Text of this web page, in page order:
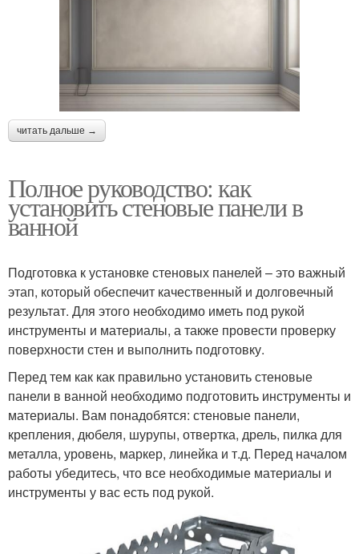
читать дальше →
Полное руководство: как
установить стеновые панели в
ванной
Подготовка к установке стеновых панелей – это важный
этап, который обеспечит качественный и долговечный
результат. Для этого необходимо иметь под рукой
инструменты и материалы, а также провести проверку
поверхности стен и выполнить подготовку.
Перед тем как как правильно установить стеновые
панели в ванной необходимо подготовить инструменты и
материалы. Вам понадобятся: стеновые панели,
крепления, дюбеля, шурупы, отвертка, дрель, пилка для
металла, уровень, маркер, линейка и т.д. Перед началом
работы убедитесь, что все необходимые материалы и
инструменты у вас есть под рукой.